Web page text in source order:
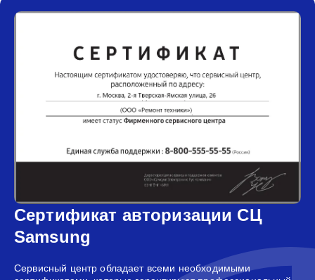
Сертификат авторизации СЦ
Samsung
Сервисный центр обладает всеми необходимыми